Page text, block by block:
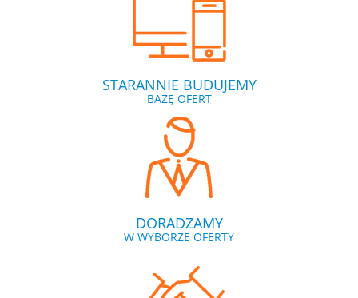
STARANNIE BUDUJEMY
BAZĘ OFERT
DORADZAMY
W WYBORZE OFERTY